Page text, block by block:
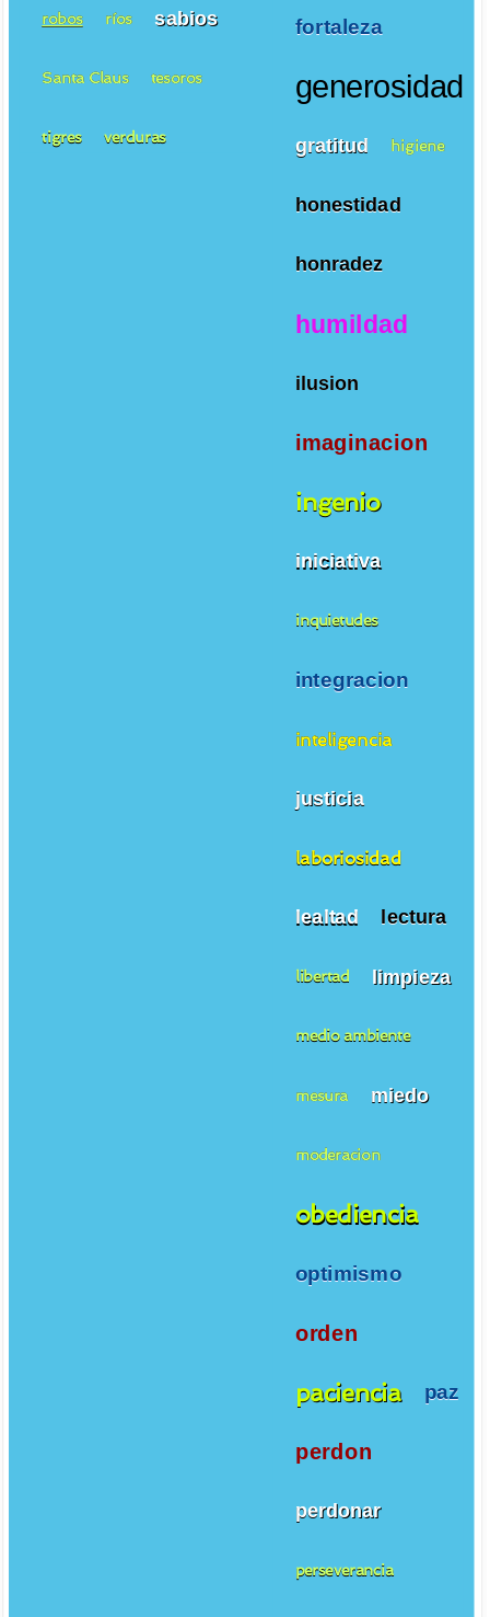
fortaleza
generosidad
gratitud higiene
honestidad
honradez
humildad
ilusion
imaginacion
ingenio
iniciativa
inquietudes
integracion
inteligencia
justicia
laboriosidad
lealtad lectura
libertad limpieza
medio ambiente
mesura miedo
moderacion
obediencia
optimismo
orden
paciencia paz
perdon
perdonar
perseverancia
robos ríos sabios
Santa Claus tesoros
tigres verduras